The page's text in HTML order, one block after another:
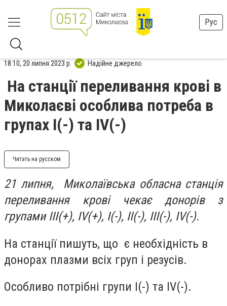
Рус
18:10, 20 липня 2023 р. Надійне джерело
На станції переливання крові в
Миколаєві особлива потреба в
групах I(-) та IV(-)
Читать на русском
21 липня, Миколаївська обласна станція
переливання крові чекає донорів з
групами III(+), IV(+), I(-), II(-), III(-), IV(-).
На станції пишуть, що є необхідність в
донорах плазми всіх груп і резусів.
Особливо потрібні групи I(-) та IV(-).